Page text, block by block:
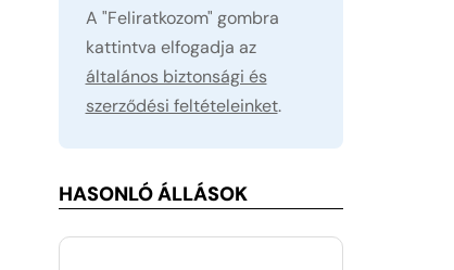
A "Feliratkozom" gombra
kattintva elfogadja az
általános biztonsági és
szerződési feltételeinket.
HASONLÓ ÁLLÁSOK